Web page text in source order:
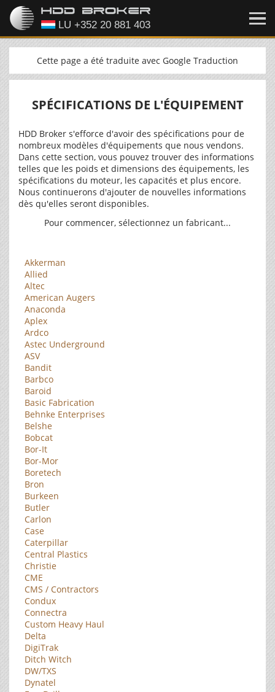
Cette page a été traduite avec Google Traduction
SPÉCIFICATIONS DE L'ÉQUIPEMENT
HDD Broker s'efforce d'avoir des spécifications pour de
nombreux modèles d'équipements que nous vendons.
Dans cette section, vous pouvez trouver des informations
telles que les poids et dimensions des équipements, les
spécifications du moteur, les capacités et plus encore.
Nous continuerons d'ajouter de nouvelles informations
dès qu'elles seront disponibles.
Pour commencer, sélectionnez un fabricant...
Akkerman
Allied
Altec
American Augers
Anaconda
Aplex
Ardco
Astec Underground
ASV
Bandit
Barbco
Baroid
Basic Fabrication
Behnke Enterprises
Belshe
Bobcat
Bor-It
Bor-Mor
Boretech
Bron
Burkeen
Butler
Carlon
Case
Caterpillar
Central Plastics
Christie
CME
CMS / Contractors
Condux
Connectra
Custom Heavy Haul
Delta
DigiTrak
Ditch Witch
DW/TXS
Dynatel